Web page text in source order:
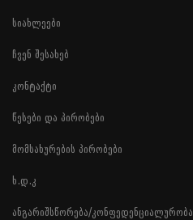
სიახლეები
ჩვენ შესახებ
კონტაქტი
წესები და პირობები
მომსახურების პირობები
ხ.დ.კ
ანგარიშსწორება/კონფედენციალურობა